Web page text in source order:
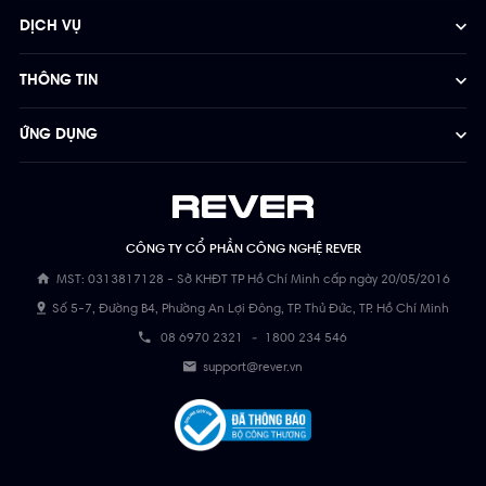
CÔNG TY CỔ PHẦN CÔNG NGHỆ REVER
MST: 0313817128 - Sở KHĐT TP Hồ Chí Minh cấp ngày 20/05/2016
Số 5-7, Đường B4, Phường An Lợi Đông, TP. Thủ Đức, TP. Hồ Chí Minh
08 6970 2321 - 1800 234 546
support@rever.vn
DỊCH VỤ
THÔNG TIN
ỨNG DỤNG